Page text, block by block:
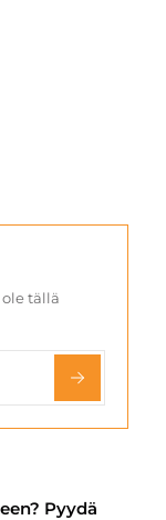
tällä
Pyydä